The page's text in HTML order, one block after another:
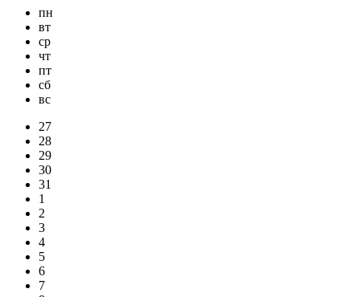
пн
вт
ср
чт
пт
сб
вс
27
28
29
30
31
1
2
3
4
5
6
7